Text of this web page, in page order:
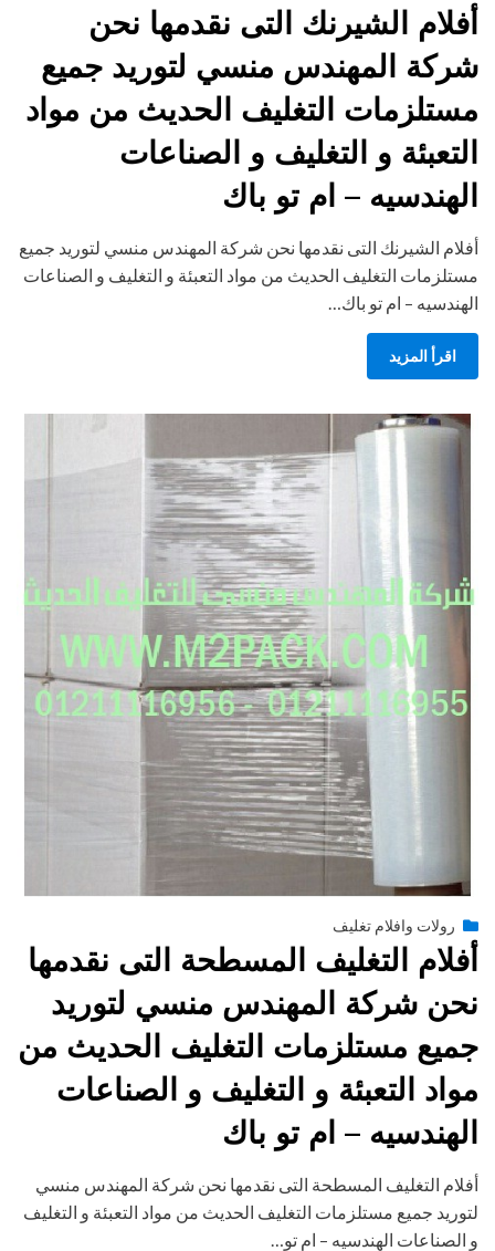
on
أفلام الشيرنك التى نقدمها نحن
شركة المهندس منسي لتوريد جميع
مستلزمات التغليف الحديث من مواد
التعبئة و التغليف و الصناعات
الهندسيه – ام تو باك
أفلام الشيرنك التى نقدمها نحن شركة المهندس منسي لتوريد جميع
مستلزمات التغليف الحديث من مواد التعبئة و التغليف و الصناعات
الهندسيه – ام تو باك…
اقرأ المزيد
byengmansyPosted
on
يوليو 13, 2015
رولات وافلام تغليف
أفلام التغليف المسطحة التى نقدمها
نحن شركة المهندس منسي لتوريد
جميع مستلزمات التغليف الحديث من
مواد التعبئة و التغليف و الصناعات
الهندسيه – ام تو باك
أفلام التغليف المسطحة التى نقدمها نحن شركة المهندس منسي
لتوريد جميع مستلزمات التغليف الحديث من مواد التعبئة و التغليف
و الصناعات الهندسيه – ام تو…